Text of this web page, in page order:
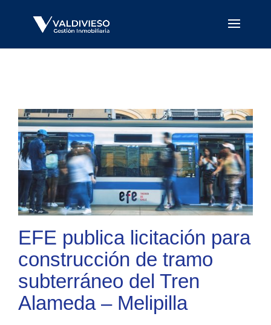
EFE publica licitación para
construcción de tramo
subterráneo del Tren
Alameda – Melipilla